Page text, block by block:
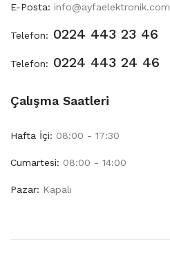
E-Posta: info@ayfaelektronik.com
Telefon: 0224 443 23 46
Telefon: 0224 443 24 46
Çalışma Saatleri
Hafta İçi: 08:00 - 17:30
Cumartesi: 08:00 - 14:00
Pazar: Kapalı